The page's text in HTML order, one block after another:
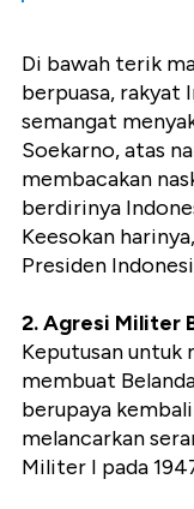
Di bawah terik
berpuasa, rakyat
semangat
Soekarno, atas
membacakan
berdirinya
Keesokan
Presiden
2. Agresi Militer
Keputusan untuk
membuat
berupaya
melancarkan
Militer I pada